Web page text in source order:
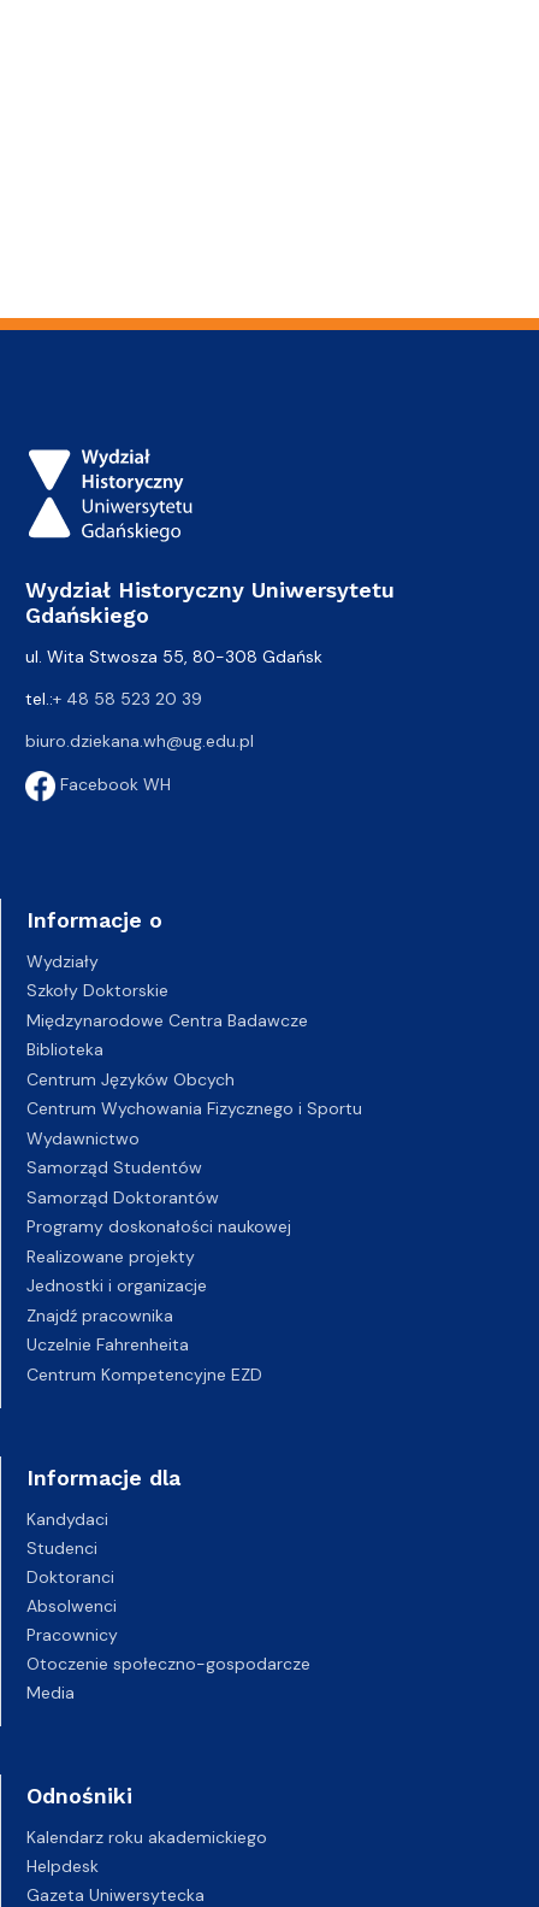
Wydział Historyczny Uniwersytetu
Gdańskiego
ul. Wita Stwosza 55, 80-308 Gdańsk
tel.:+ 48 58 523 20 39
biuro.dziekana.wh@ug.edu.pl
Facebook WH
Informacje o
Wydziały
Szkoły Doktorskie
Międzynarodowe Centra Badawcze
Biblioteka
Centrum Języków Obcych
Centrum Wychowania Fizycznego i Sportu
Wydawnictwo
Samorząd Studentów
Samorząd Doktorantów
Programy doskonałości naukowej
Realizowane projekty
Jednostki i organizacje
Znajdź pracownika
Uczelnie Fahrenheita
Centrum Kompetencyjne EZD
Informacje dla
Kandydaci
Studenci
Doktoranci
Absolwenci
Pracownicy
Otoczenie społeczno-gospodarcze
Media
Odnośniki
Kalendarz roku akademickiego
Helpdesk
Gazeta Uniwersytecka